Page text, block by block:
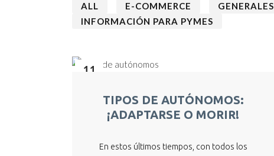
ALL E-COMMERCE GENERALES
INFORMACIÓN PARA PYMES
11
TIPOS DE AUTÓNOMOS:
¡ADAPTARSE O MORIR!
En estos últimos tiempos, con todos los